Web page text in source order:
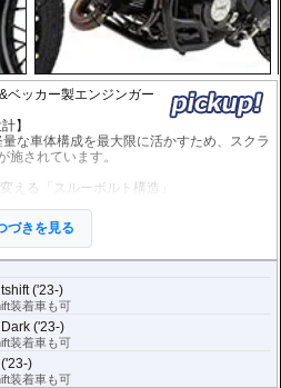
ベッカー製エンジンガー
】
な車体構成を最大限に活かすため、スクラ
施されています。
える「スルーボルト構造」
ドをエンジンマウントごと一本の軸で貫
、エンジンガードが単に取り付けられてい
して統合され、転倒時の強烈な衝撃を
止める強靭な剛性を実現しました。
ロス接続」
むように後方のステップ周り（フレーム剛
分でも左右を連結パイプで強固に接続し
右貫通」による閉じたボックス構造によ
が内側に潰れ、エンジンを圧迫するリスク
づきを見る
('23-)
装着車も可
('23-)
装着車も可
)
装着車も可